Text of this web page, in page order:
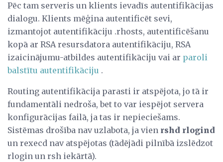
Pēc tam serveris un klients ievadīs autentifikācijas
dialogu. Klients mēģina autentificēt sevi,
izmantojot autentifikāciju .rhosts, autentificēšanu
kopā ar RSA resursdatora autentifikāciju, RSA
izaicinājumu-atbildes autentifikāciju vai ar paroli
balstītu autentifikāciju .
Routing autentifikācija parasti ir atspējota, jo tā ir
fundamentāli nedroša, bet to var iespējot servera
konfigurācijas failā, ja tas ir nepieciešams.
Sistēmas drošība nav uzlabota, ja vien rshd rlogind
un rexecd nav atspējotas (tādējādi pilnībā izslēdzot
rlogin un rsh iekārtā).